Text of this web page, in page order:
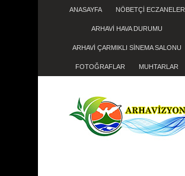
ANASAYFA NÖBETÇİ ECZANELER
ARHAVİ HAVA DURUMU
ARHAVİ ÇARMIKLI SİNEMA SALONU
FOTOĞRAFLAR MUHTARLAR